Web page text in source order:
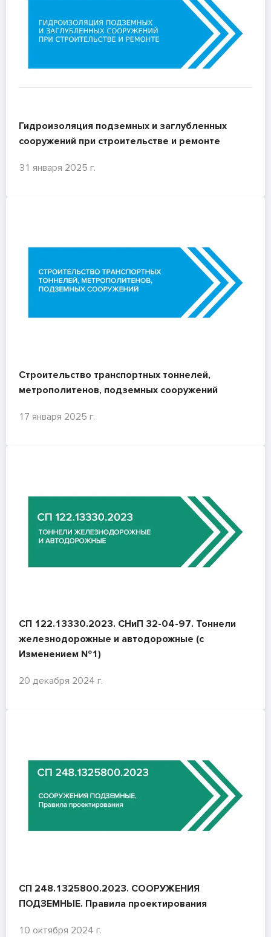
Гидроизоляция подземных и заглубленных
сооружений при строительстве и ремонте
31 января 2025 г.
Строительство транспортных тоннелей,
метрополитенов, подземных сооружений
17 января 2025 г.
СП 122.13330.2023. СНиП 32-04-97. Тоннели
железнодорожные и автодорожные (с
Изменением №1)
20 декабря 2024 г.
СП 248.1325800.2023. СООРУЖЕНИЯ
ПОДЗЕМНЫЕ. Правила проектирования
10 октября 2024 г.